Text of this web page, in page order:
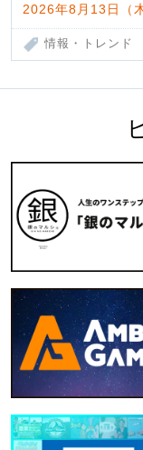
2026年8月13日（
情報・トレンド